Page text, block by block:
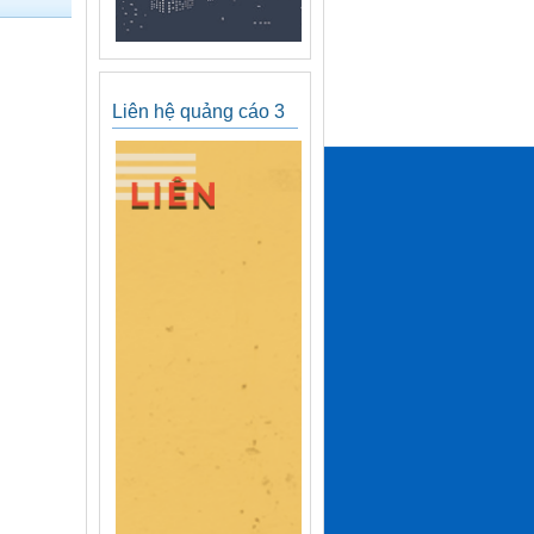
Liên hệ quảng cáo 3